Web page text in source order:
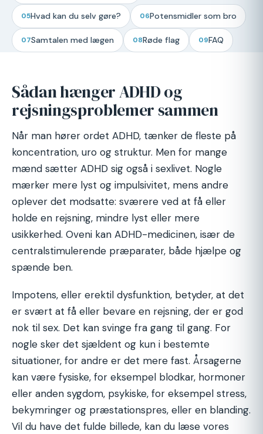
05Hvad kan du selv gøre? 06Potensmidler som bro
07Samtalen med lægen 08Røde flag 09FAQ
Sådan hænger ADHD og
rejsningsproblemer sammen
Når man hører ordet ADHD, tænker de fleste på
koncentration, uro og struktur. Men for mange
mænd sætter ADHD sig også i sexlivet. Nogle
mærker mere lyst og impulsivitet, mens andre
oplever det modsatte: sværere ved at få eller
holde en rejsning, mindre lyst eller mere
usikkerhed. Oveni kan ADHD-medicinen, især de
centralstimulerende præparater, både hjælpe og
spænde ben.
Impotens, eller erektil dysfunktion, betyder, at det
er svært at få eller bevare en rejsning, der er god
nok til sex. Det kan svinge fra gang til gang. For
nogle sker det sjældent og kun i bestemte
situationer, for andre er det mere fast. Årsagerne
kan være fysiske, for eksempel blodkar, hormoner
eller anden sygdom, psykiske, for eksempel stress,
bekymringer og præstationspres, eller en blanding.
Vil du have det fulde billede, kan du læse vores